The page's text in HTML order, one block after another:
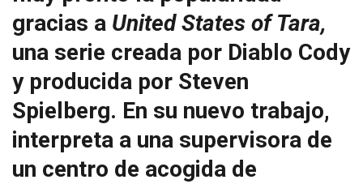
gracias a United States of Tara,
una serie creada por Diablo Cody
y producida por Steven
Spielberg. En su nuevo trabajo,
interpreta a una supervisora de
un centro de acogida de